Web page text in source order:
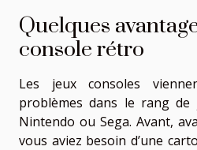
Quelques
console rétro
Les jeux consoles
problèmes dans le rang
Nintendo ou Sega. Avant,
vous aviez besoin d’une